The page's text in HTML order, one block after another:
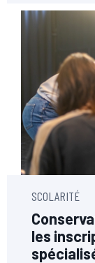
SCOLARITÉ
les